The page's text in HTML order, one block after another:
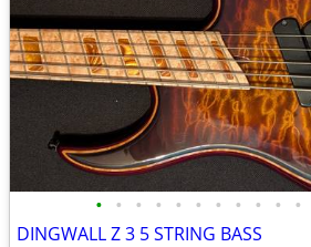
• • • • • • • • • • •
DINGWALL Z 3 5 STRING BASS